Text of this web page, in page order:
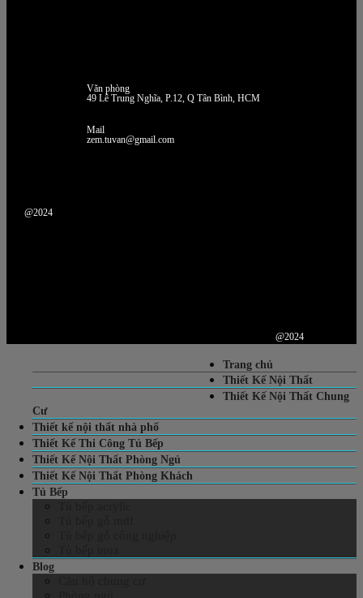
Văn phòng
49 Lê Trung Nghĩa, P.12, Q Tân Bình, HCM
Mail
zem.tuvan@gmail.com
@2024
@2024
Trang chủ
Thiết Kế Nội Thất
Thiết Kế Nội Thất Chung
Cư
Thiết kế nội thất nhà phố
Thiết Kế Thi Công Tủ Bếp
Thiết Kế Nội Thất Phòng Ngủ
Thiết Kế Nội Thất Phòng Khách
Tủ Bếp
Blog